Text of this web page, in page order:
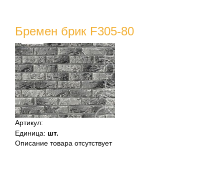
Бремен брик F305-80
Артикул:
Единица: шт.
Описание товара отсутствует